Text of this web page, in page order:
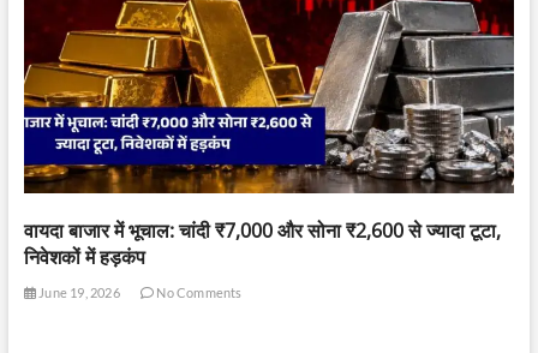
वायदा बाजार में भूचाल: चांदी ₹7,000 और सोना ₹2,600 से ज्यादा टूटा,
निवेशकों में हड़कंप
June 19, 2026 No Comments